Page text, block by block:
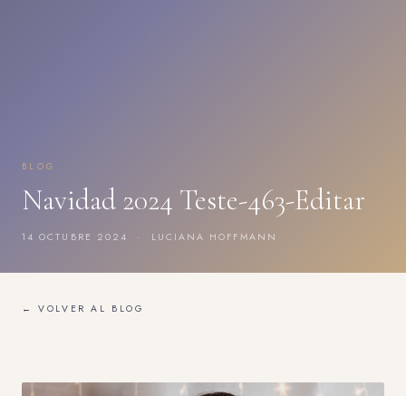
BLOG
Navidad 2024 Teste-463-Editar
14 OCTUBRE 2024 · LUCIANA HOFFMANN
← VOLVER AL BLOG